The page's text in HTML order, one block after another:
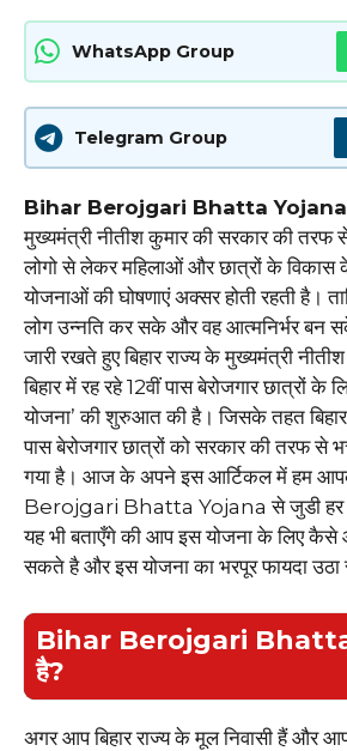
WhatsApp Group
Telegram Group
Bihar Berojgari Bhatta
मुख्यमंत्री नीतीश कुमार की सरकार की तरफ से
लोगो से लेकर महिलाओं और छात्रों के विकास
योजनाओं की घोषणाएं अक्सर होती रहती है।
लोग उन्नति कर सके और वह आत्मनिर्भर बन
जारी रखते हुए बिहार राज्य के मुख्यमंत्री
बिहार में रह रहे 12वीं पास बेरोजगार छात्रों के
योजना’ की शुरुआत की है। जिसके तहत बिहार
पास बेरोजगार छात्रों को सरकार की तरफ से
गया है। आज के अपने इस आर्टिकल में हम
Berojgari Bhatta Yojana से जुडी हर
यह भी बताएँगे की आप इस योजना के लिए
सकते है और इस योजना का भरपूर फायदा
Bihar Berojgari Bhatta
है?
अगर आप बिहार राज्य के मूल निवासी हैं और